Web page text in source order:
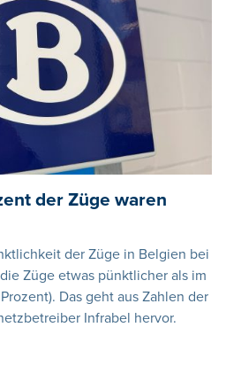
der Züge waren
der Züge in Belgien bei
Züge etwas pünktlicher als im
Das geht aus Zahlen der
Infrabel hervor.